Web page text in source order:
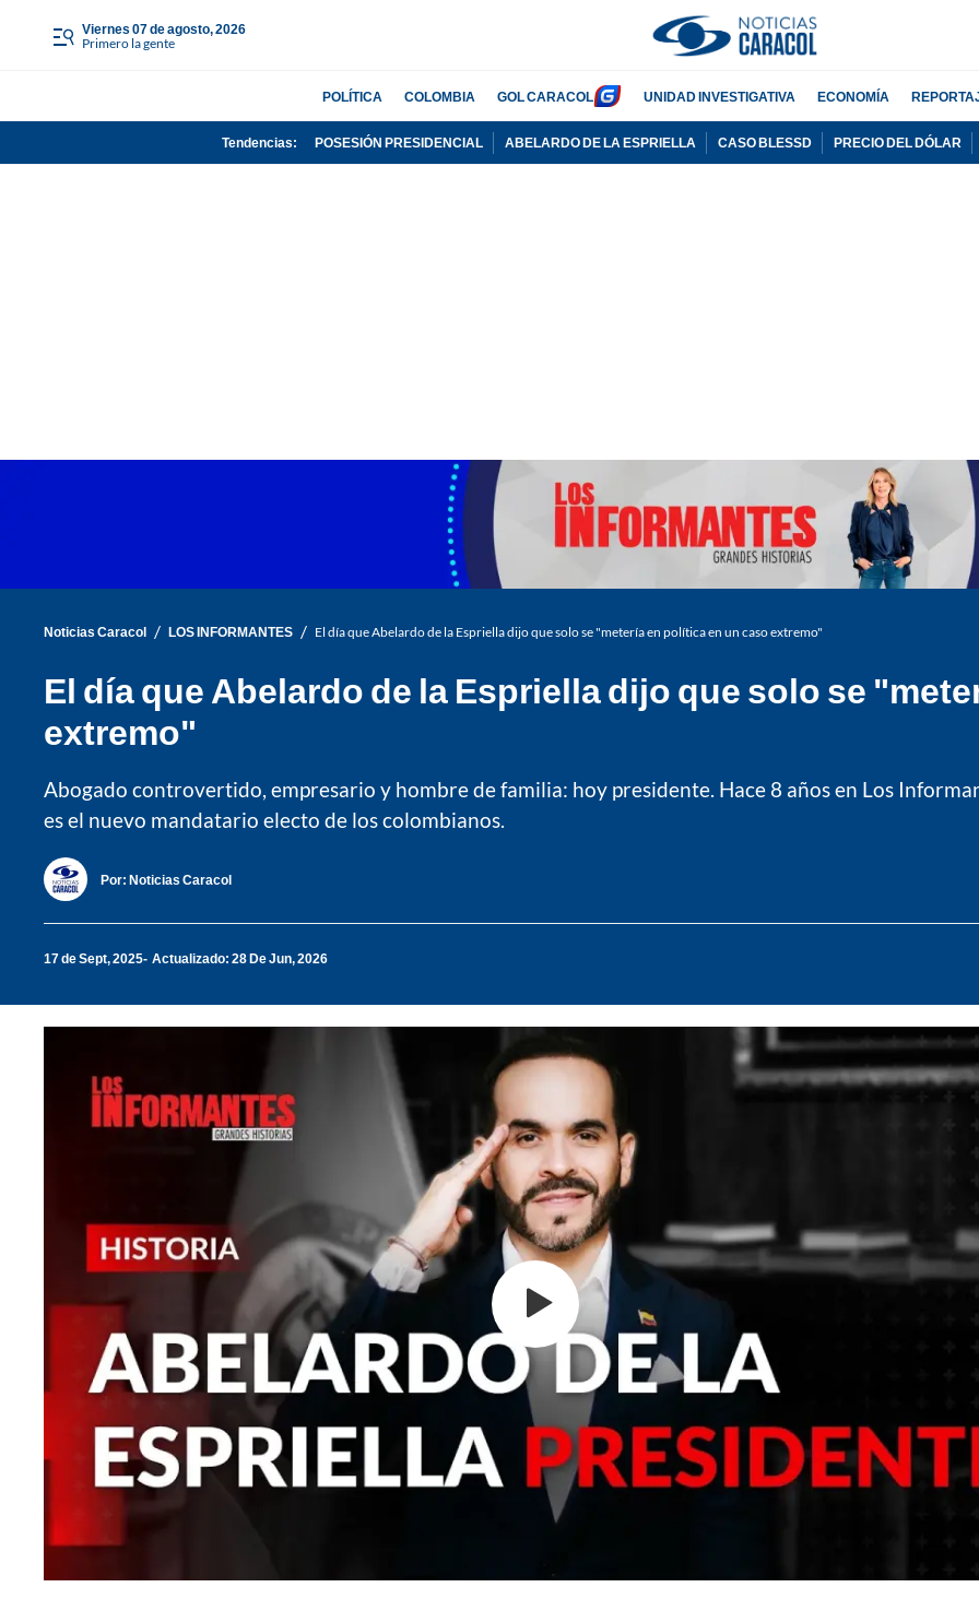
viernes 07 de agosto, 2026
Primero la gente
POLÍTICA COLOMBIA GOL CARACOL UNIDAD INVESTIGATIVA ECONOMÍA
Tendencias: POSESIÓN PRESIDENCIAL ABELARDO DE LA ESPRIELLA CASO BLESSD PRECIO DEL DÓLAR
Noticias Caracol / LOS INFORMANTES / El día que Abelardo de la Espriella dijo que solo se "metería en política en un caso extremo"
El día que Abelardo de la Espriella dijo que solo se
extremo"
Abogado controvertido, empresario y hombre de familia: hoy presidente. Hace 8 años en Los
es el nuevo mandatario electo de los colombianos.
Por: Noticias Caracol
17 de Sept, 2025 Actualizado: 28 De Jun, 2026